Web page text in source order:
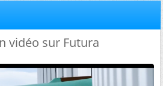
vidéo sur Futura